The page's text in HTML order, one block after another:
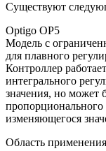
Существуют
Optigo OP5
Модель с
для плавного
Контроллер
интегрального
значения, но может
пропорционального
изменяющегося
Область